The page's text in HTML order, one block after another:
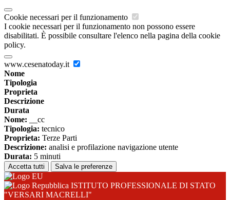
Cookie necessari per il funzionamento
I cookie necessari per il funzionamento non possono essere
disabilitati. È possibile consultare l'elenco nella pagina della cookie
policy.
www.cesenatoday.it
Nome
Tipologia
Proprieta
Descrizione
Durata
Nome: __cc
Tipologia: tecnico
Proprieta: Terze Parti
Descrizione: analisi e profilazione navigazione utente
Durata: 5 minuti
Accetta tutti Salva le preferenze
ISTITUTO PROFESSIONALE DI STATO
"VERSARI MACRELLI"